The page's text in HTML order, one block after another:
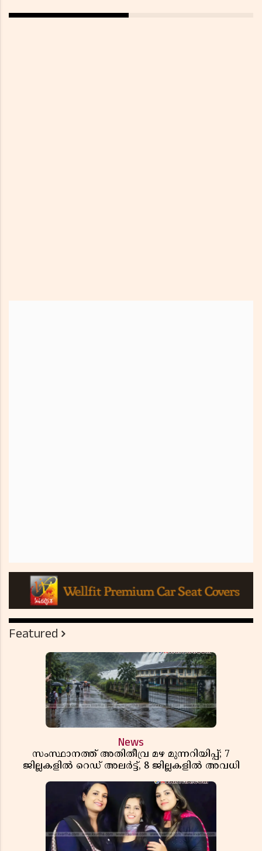
Featured
News
സംസ്ഥാനത്ത് അതിതീവ്ര മഴ മുന്നറിയിപ്പ്; 7
ജില്ലകളിൽ റെഡ് അലർട്ട്, 8 ജില്ലകളിൽ അവധി